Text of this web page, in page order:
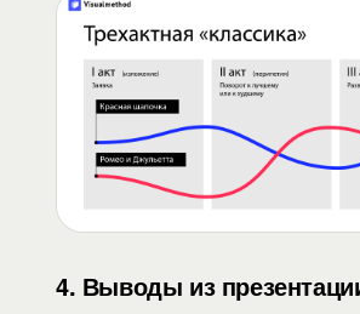
4. Выводы из